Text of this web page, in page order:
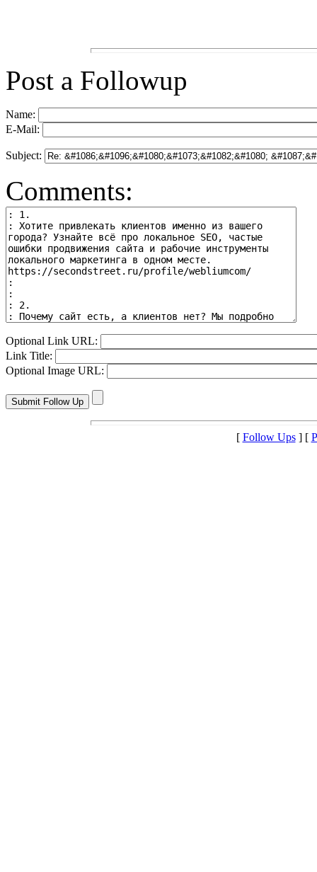
Post a Followup
Name:
E-Mail:
Subject:
Comments:
Optional Link URL:
Link Title:
Optional Image URL:
[ Follow Ups] [